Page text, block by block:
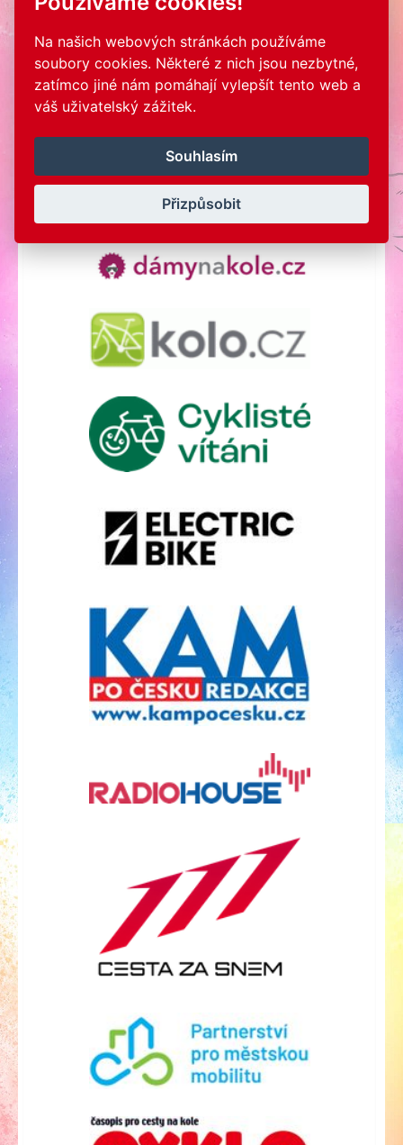
Na našich webových stránkách používáme
soubory cookies. Některé z nich jsou nezbytné,
zatímco jiné nám pomáhají vylepšít tento web a
váš uživatelský zážitek.
Souhlasím
Přizpůsobit